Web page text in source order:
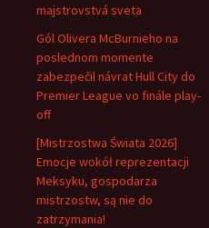
majstrovstvá sveta
Gól Olivera McBurnieho na
poslednom momente
zabezpečil návrat Hull City do
Premier League vo finále play-
off
[Mistrzostwa Świata 2026]
Emocje wokół reprezentacji
Meksyku, gospodarza
mistrzostw, są nie do
zatrzymania!